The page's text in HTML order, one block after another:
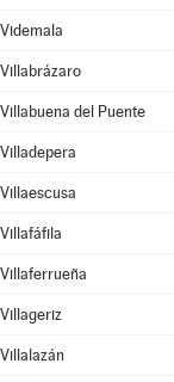
Videmala
Villabrázaro
Villabuena del Puente
Villadepera
Villaescusa
Villafáfila
Villaferrueña
Villageriz
Villalazán